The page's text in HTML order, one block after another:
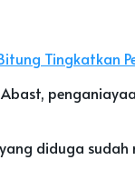
Tingkatkan
Abast,
diduga